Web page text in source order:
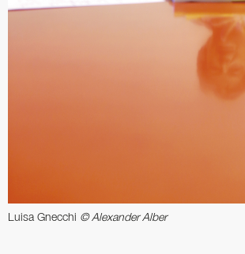
Luisa Gnecchi © Alexander Alber